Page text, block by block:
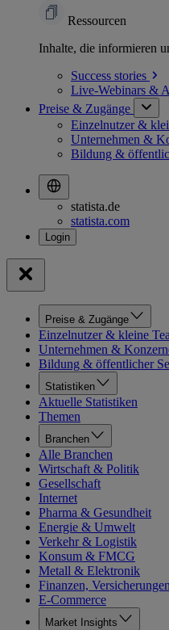
Ressourcen
Inhalte, die informieren
Success stories
Live-Webinars &
Preise & Zugänge
Einzelnutzer &
Unternehmen &
Bildung &
statista.de
statista.com
Preise & Zugänge
Einzelnutzer & kleine
Unternehmen &
Bildung & öffentlicher
Statistiken
Aktuelle Statistiken
Themen
Branchen
Alle Branchen
Wirtschaft & Politik
Gesellschaft
Internet
Pharma & Gesundheit
Energie & Umwelt
Verkehr & Logistik
Konsum & FMCG
Metall & Elektronik
Finanzen,
E-Commerce
Market Insights